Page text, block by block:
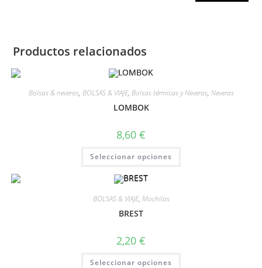
Productos relacionados
Bolsas & neveras, BOLSAS & VIAJE, Bolsas térmicas y Neveras, Neveras
LOMBOK
8,60 €
Seleccionar opciones
BOLSAS & VIAJE, Mochilas
BREST
2,20 €
Seleccionar opciones